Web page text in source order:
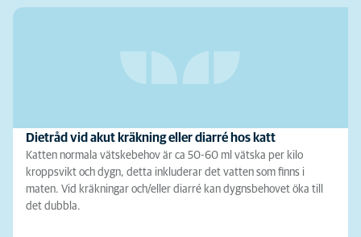
Dietråd vid akut kräkning eller diarré hos katt
Katten normala vätskebehov är ca 50-60 ml vätska per kilo
kroppsvikt och dygn, detta inkluderar det vatten som finns i
maten. Vid kräkningar och/eller diarré kan dygnsbehovet öka till
det dubbla.